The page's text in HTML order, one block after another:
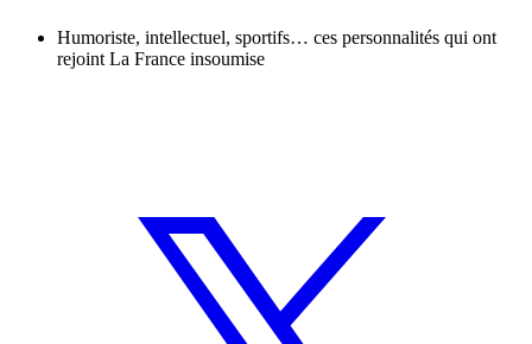
Humoriste, intellectuel, sportifs… ces personnalités qui ont
rejoint La France insoumise